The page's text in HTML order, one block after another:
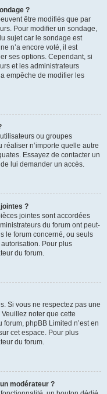
?
être modifiés que par
Pour modifier un sondage,
sujet car le sondage est
n’a encore voté, il est
ses options. Cependant, si
et les administrateurs
empêche de modifier les
ou groupes
réaliser n’importe quelle autre
Essayez de contacter un
lui demander un accès.
?
jointes sont accordées
du forum ont peut-
le forum concerné, ou seuls
Pour plus
du forum.
Si vous ne respectez pas une
noter que cette
phpBB Limited n’est en
cet espace. Pour plus
du forum.
modérateur ?